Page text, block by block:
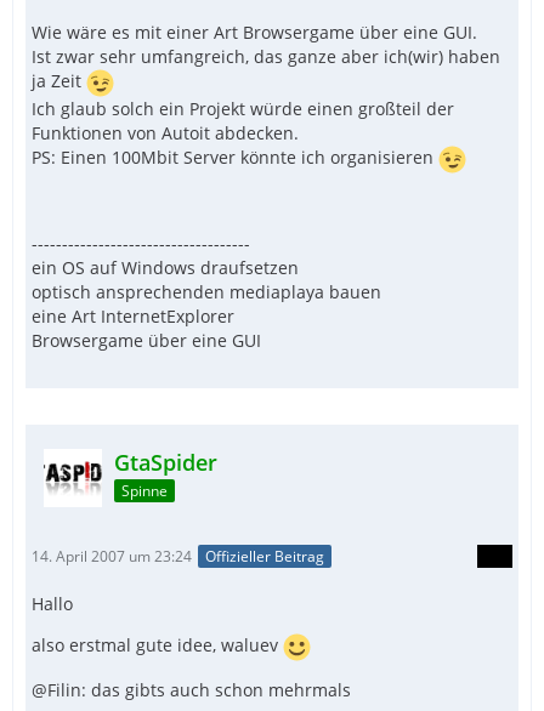
Wie wäre es mit einer Art Browsergame über eine GUI.
Ist zwar sehr umfangreich, das ganze aber ich(wir) haben
ja Zeit
Ich glaub solch ein Projekt würde einen großteil der
Funktionen von Autoit abdecken.
PS: Einen 100Mbit Server könnte ich organisieren
------------------------------------
ein OS auf Windows draufsetzen
optisch ansprechenden mediaplaya bauen
eine Art InternetExplorer
Browsergame über eine GUI
GtaSpider
Spinne
14. April 2007 um 23:24 Offizieller Beitrag
Hallo
also erstmal gute idee, waluev
@Filin: das gibts auch schon mehrmals